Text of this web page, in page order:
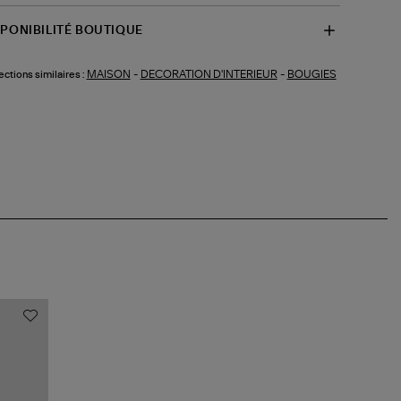
BOUTIQUE
similaires : MAISON - DECORATION D'INTERIEUR- BOUGIES